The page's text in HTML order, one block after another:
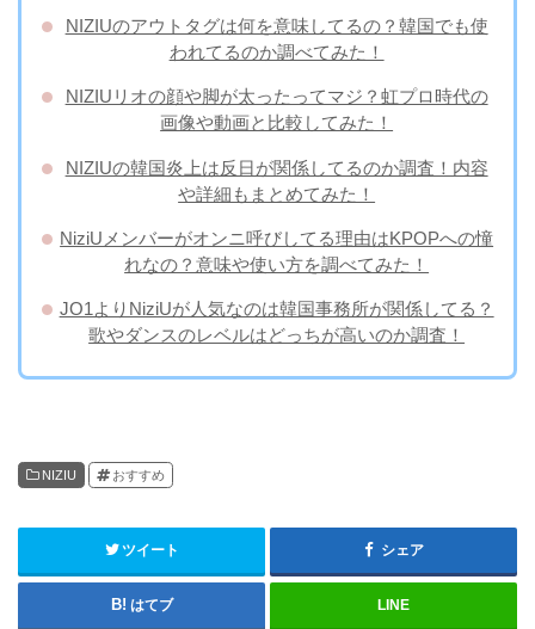
NIZIUのアウトタグは何を意味してるの？韓国でも使
われてるのか調べてみた！
NIZIUリオの顔や脚が太ったってマジ？虹プロ時代の
画像や動画と比較してみた！
NIZIUの韓国炎上は反日が関係してるのか調査！内容
や詳細もまとめてみた！
NiziUメンバーがオンニ呼びしてる理由はKPOPへの憧
れなの？意味や使い方を調べてみた！
JO1よりNiziUが人気なのは韓国事務所が関係してる？
歌やダンスのレベルはどっちが高いのか調査！
NIZIU おすすめ
ツイート シェア
はてブ LINE